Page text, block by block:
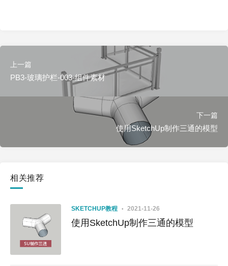
上一篇
PB3-玻璃护栏-003-组件素材
下一篇
使用SketchUp制作三通的模型
相关推荐
SKETCHUP教程 2021-11-26
使用SketchUp制作三通的模型